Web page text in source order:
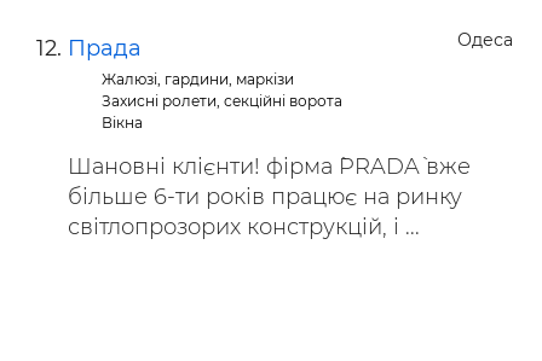
Одеса
Прада
Жалюзі, гардини, маркізи
Захисні ролети, секційні ворота
Вікна
Шановні клієнти! фірма `PRADA` вже
більше 6-ти років працює на ринку
світлопрозорих конструкцій, і ...